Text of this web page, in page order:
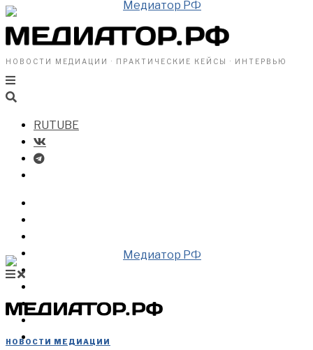
НОВОСТИ МЕДИАЦИИ · ПРАКТИЧЕСКИЕ КЕЙСЫ · ИНТЕРВЬЮ
RUTUBE
ВИДЕО
КУПИТЬ
НОВОСТИ МЕДИАЦИИ